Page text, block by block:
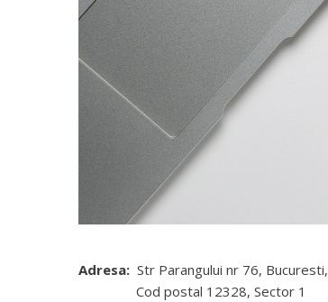
Adresa: Str Parangului nr 76, Bucuresti,
Cod postal 12328, Sector 1